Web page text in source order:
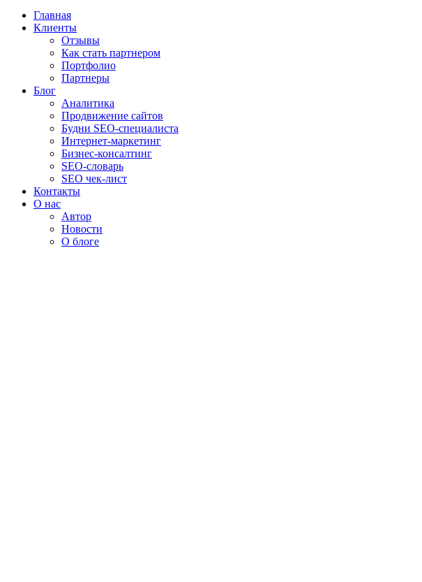
Главная
Клиенты
Отзывы
Как стать партнером
Портфолио
Партнеры
Блог
Аналитика
Продвижение сайтов
Будни SEO-специалиста
Интернет-маркетинг
Бизнес-консалтинг
SEO-словарь
SEO чек-лист
Контакты
О нас
Автор
Новости
О блоге